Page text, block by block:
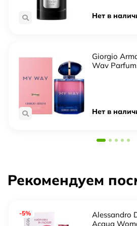
Нет в
Giorgio
Way Parfum
Нет в
Рекомендуем
-5%
Alessandro
Acqua